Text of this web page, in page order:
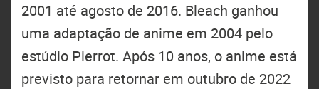
2001 até agosto de 2016. Bleach ganhou
uma adaptação de anime em 2004 pelo
estúdio Pierrot. Após 10 anos, o anime está
previsto para retornar em outubro de 2022